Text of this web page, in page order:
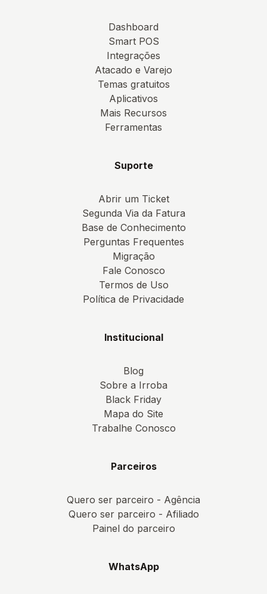
Dashboard
Smart POS
Integrações
Atacado e Varejo
Temas gratuitos
Aplicativos
Mais Recursos
Ferramentas
Suporte
Abrir um Ticket
Segunda Via da Fatura
Base de Conhecimento
Perguntas Frequentes
Migração
Fale Conosco
Termos de Uso
Política de Privacidade
Institucional
Blog
Sobre a Irroba
Black Friday
Mapa do Site
Trabalhe Conosco
Parceiros
Quero ser parceiro - Agência
Quero ser parceiro - Afiliado
Painel do parceiro
WhatsApp